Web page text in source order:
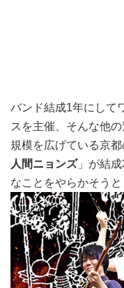
バンド結成1年にして
スを主催、そんな他
規模を広げている京
人間ニョンズ」が結
なことをやらかそうと